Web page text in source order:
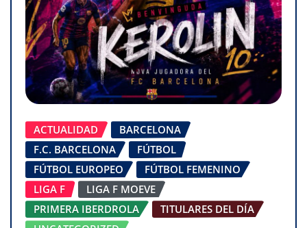
ACTUALIDAD
BARCELONA
F.C. BARCELONA
FÚTBOL
FÚTBOL EUROPEO
FÚTBOL FEMENINO
LIGA F
LIGA F MOEVE
PRIMERA IBERDROLA
TITULARES DEL DÍA